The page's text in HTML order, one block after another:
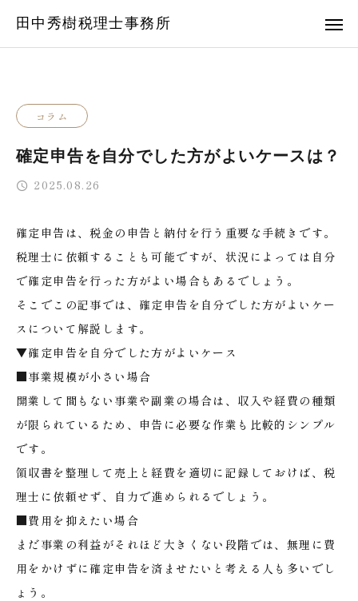
田中秀樹税理士事務所
コラム
確定申告を自分でした方がよいケースは？
2025.08.26
確定申告は、税金の申告と納付を行う重要な手続きです。
税理士に依頼することも可能ですが、状況によっては自分
で確定申告を行った方がよい場合もあるでしょう。
そこでこの記事では、確定申告を自分でした方がよいケー
スについて解説します。
▼確定申告を自分でした方がよいケース
■事業規模が小さい場合
開業して間もない事業や副業の場合は、収入や経費の種類
が限られているため、申告に必要な作業も比較的シンプル
です。
領収書を整理して売上と経費を適切に記録しておけば、税
理士に依頼せず、自力で進められるでしょう。
■費用を抑えたい場合
まだ事業の利益がそれほど大きくない段階では、無理に費
用をかけずに確定申告を済ませたいと考える人も多いでし
ょう。